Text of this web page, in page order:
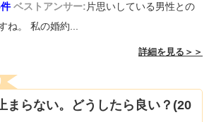
ベストアンサー:片思いしている男性との
ね。 私の婚約...
詳細を見る＞＞
まらない。どうしたら良い？(20